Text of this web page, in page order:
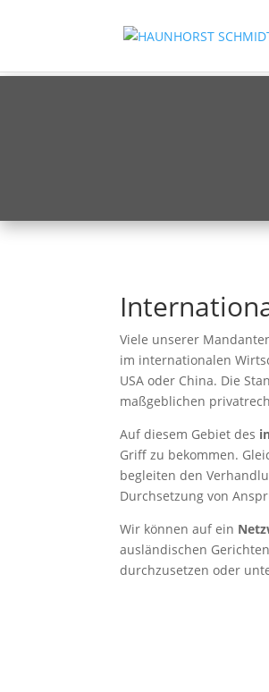
Viele unserer
im internationalen
USA oder China. Die
maßgeblichen
Auf diesem Gebiet des
Griff zu bekommen.
begleiten den
Durchsetzung von
Wir können auf ein
ausländischen
durchzusetzen oder